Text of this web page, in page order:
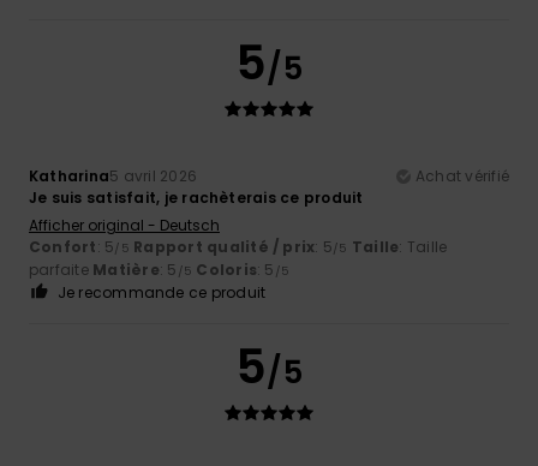
5/5
Katharina5 avril 2026
Achat vérifié
Je suis satisfait, je rachèterais ce produit
Afficher original - Deutsch
Confort: 5/5 Rapport qualité / prix: 5/5 Taille: Taille
parfaite Matière: 5 /5 Coloris: 5 /5
Je recommande ce produit
5/5